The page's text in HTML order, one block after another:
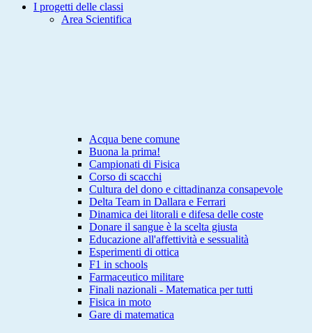
I progetti delle classi
Area Scientifica
Acqua bene comune
Buona la prima!
Campionati di Fisica
Corso di scacchi
Cultura del dono e cittadinanza consapevole
Delta Team in Dallara e Ferrari
Dinamica dei litorali e difesa delle coste
Donare il sangue è la scelta giusta
Educazione all'affettività e sessualità
Esperimenti di ottica
F1 in schools
Farmaceutico militare
Finali nazionali - Matematica per tutti
Fisica in moto
Gare di matematica